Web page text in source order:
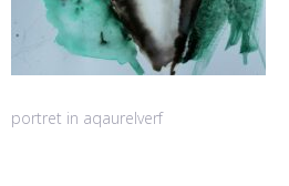
portret in aqaurelverf